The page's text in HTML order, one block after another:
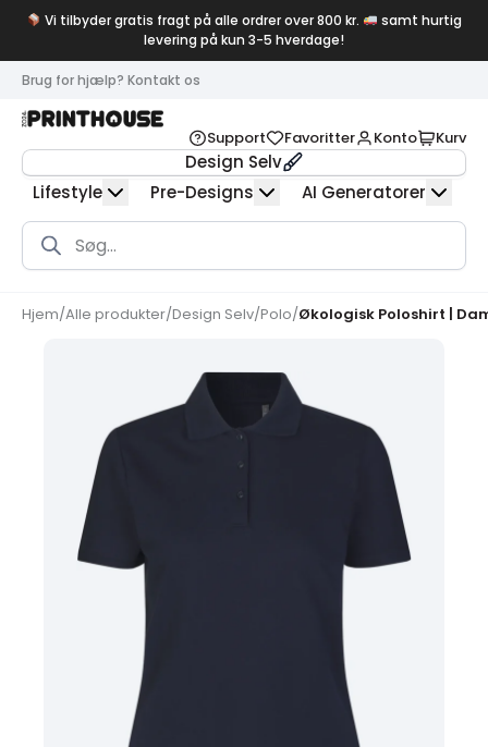
Vi tilbyder gratis fragt på alle ordrer over 800 kr.
samt hurtig
levering på kun 3-5 hverdage!
Brug for hjælp? Kontakt os
Support Favoritter Konto Kurv
Design Selv
Lifestyle
Pre-Designs AI Generatorer
Products
search
Hjem/Alle produkter/Design Selv/Polo/Økologisk Poloshirt |